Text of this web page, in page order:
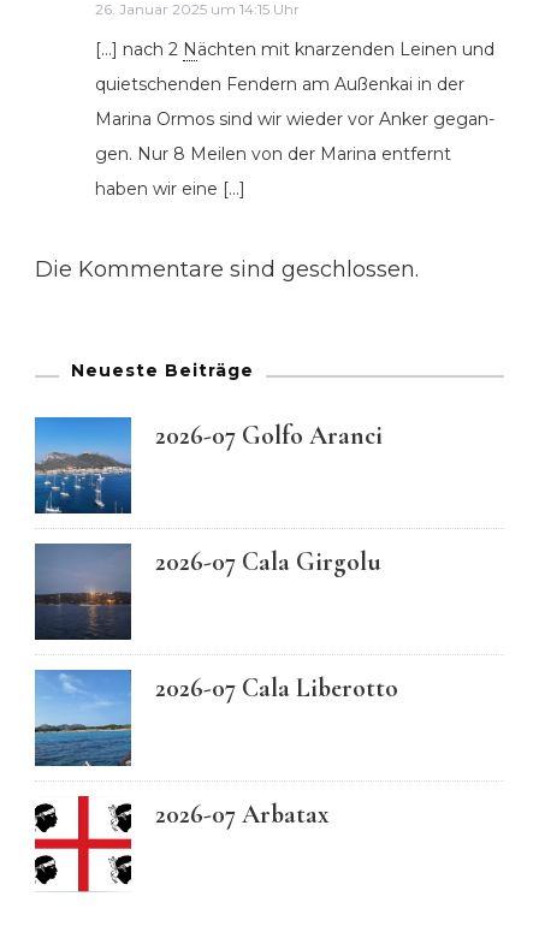
26. Januar 2025 um 14:15 Uhr
[…] nach 2 Näch­ten mit knar­zen­den Lei­nen und
quiet­schen­den Fen­dern am Außen­kai in der
Mari­na Ormos sind wir wie­der vor Anker gegan­
gen. Nur 8 Mei­len von der Mari­na ent­fernt
haben wir eine […]
Die Kommentare sind geschlossen.
Neueste Beiträge
2026-07 Golfo Aranci
2026-07 Cala Girgolu
2026-07 Cala Liberotto
2026-07 Arbatax